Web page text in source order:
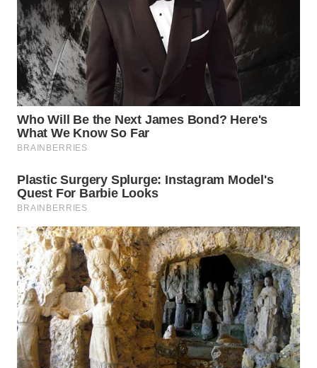
WN
LABUHANBATU
WN
TAPANULI
TENGAH
WN DELI
SERDANG
WN
TEBING
WN
PAKPAK
WN
KARAWANG
WN